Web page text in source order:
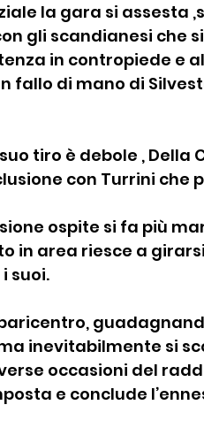
la gara si assesta
gli scandianesi che
in contropiede e
fallo di mano di
tiro è debole , Della
con Turrini che
ospite si fa più
in area riesce a
suoi.
inevitabilmente si
occasioni del
e conclude